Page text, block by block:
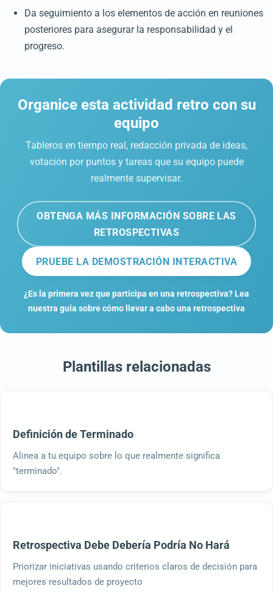
Da seguimiento a los elementos de acción en reuniones
posteriores para asegurar la responsabilidad y el
progreso.
Organice esta actividad retro con su
equipo
Tableros en tiempo real, redacción privada de ideas,
votación por puntos y tareas que su equipo puede
realmente supervisar.
OBTENGA MÁS INFORMACIÓN SOBRE LAS
RETROSPECTIVAS
PRUEBE LA DEMOSTRACIÓN INTERACTIVA
¿Es la primera vez que participa en una retrospectiva? Lea
nuestra guía sobre cómo llevar a cabo una retrospectiva
Plantillas relacionadas
Definición de Terminado
Alinea a tu equipo sobre lo que realmente significa
"terminado".
Retrospectiva Debe Debería Podría No Hará
Priorizar iniciativas usando criterios claros de decisión para
mejores resultados de proyecto